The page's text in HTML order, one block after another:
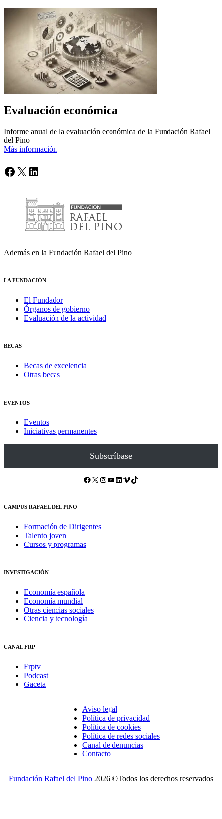
Evaluación económica
Informe anual de la evaluación económica de la Fundación Rafael
del Pino
Más información
Facebook
X LinkedIn
Además en la Fundación Rafael del Pino
LA FUNDACIÓN
El Fundador
Órganos de gobierno
Evaluación de la actividad
BECAS
Becas de excelencia
Otras becas
EVENTOS
Eventos
Iniciativas permanentes
Subscríbase
Facebook X Instagram YouTube LinkedIn Vimeo TikTok
CAMPUS RAFAEL DEL PINO
Formación de Dirigentes
Talento joven
Cursos y programas
INVESTIGACIÓN
Economía española
Economía mundial
Otras ciencias sociales
Ciencia y tecnología
CANAL FRP
Frptv
Podcast
Gaceta
Aviso legal
Política de privacidad
Política de cookies
Política de redes sociales
Canal de denuncias
Contacto
Fundación Rafael del Pino 2026 ©Todos los derechos reservados